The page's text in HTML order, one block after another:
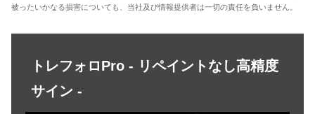
被ったいかなる損害についても、当社及び情報提供者は一切の責任を負いません。
トレフォロPro - リペイントなし高精度
サイン -